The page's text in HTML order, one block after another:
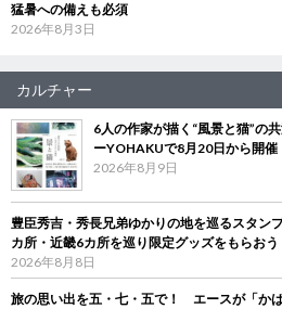
猛暑への備えも必須
2026年8月3日
カルチャー
6人の作家が描く“風景と猫”の
ーYOHAKUで8月20日から開催
2026年8月9日
豊臣秀吉・秀長兄弟ゆかりの地を巡るスタ
カ所・近畿6カ所を巡り限定グッズをもらおう
2026年8月8日
旅の思い出を五・七・五で！ エースが「か